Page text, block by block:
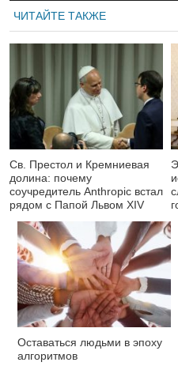
ЧИТАЙТЕ ТАКЖЕ
Св. Престол и Кремниевая
долина: почему
соучредитель Anthropic встал
рядом с Папой Львом XIV
Оставаться людьми в эпоху
алгоритмов